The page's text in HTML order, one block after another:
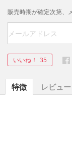
販売時期が確定次第、
いいね！ 35
特徴 レビュー